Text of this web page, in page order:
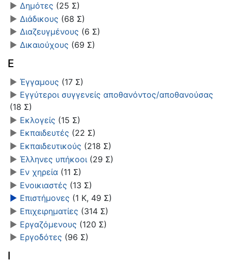
► Δημότες (25 Σ)
► Διάδικους (68 Σ)
► Διαζευγμένους (6 Σ)
► Δικαιούχους (69 Σ)
Ε
► Έγγαμους (17 Σ)
► Εγγύτεροι συγγενείς αποθανόντος/αποθανούσας
(18 Σ)
► Εκλογείς (15 Σ)
► Εκπαιδευτές (22 Σ)
► Εκπαιδευτικούς (218 Σ)
► Έλληνες υπήκοοι (29 Σ)
► Εν χηρεία (11 Σ)
► Ενοικιαστές (13 Σ)
► Επιστήμονες (1 Κ, 49 Σ)
► Επιχειρηματίες (314 Σ)
► Εργαζόμενους (120 Σ)
► Εργοδότες (96 Σ)
Ι